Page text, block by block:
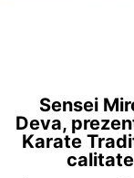
Sensei
Deva,
Karate